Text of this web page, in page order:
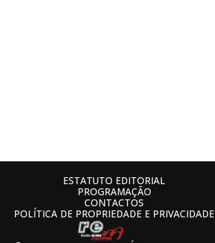
ESTATUTO EDITORIAL
PROGRAMAÇÃO
CONTACTOS
POLÍTICA DE PROPRIEDADE E PRIVACIDADE